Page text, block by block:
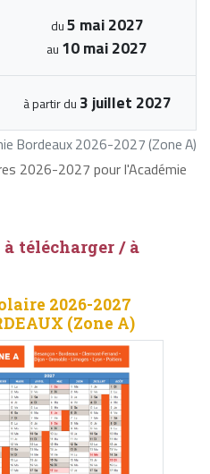
Bordeaux 2026-2027 (Zone A)
du5 mai 2027
au 10 mai 2027
à partir du 3 juillet 2027
2026-2027 pour l'Académie
télécharger / à
2026-2027
(Zone A)